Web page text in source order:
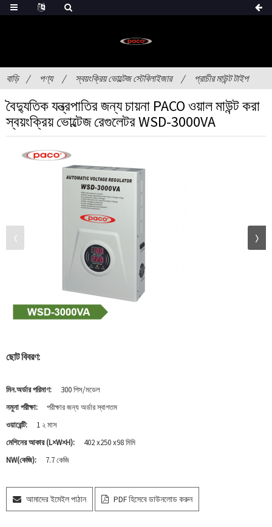
বাড়ি পণ্য স্বয়ংক্রিয় ভোল্টেজ স্টেবিলাইজার প্রাচীর মাউন্ট টাইপ
বৈদ্যুতিক যন্ত্রপাতির জন্য চায়না PACO ওয়াল মাউন্ট করা
স্বয়ংক্রিয় ভোল্টেজ রেগুলেটর WSD-3000VA
ছোট বিবরণ:
মিন.অর্ডার পরিমাণ:
300 পিস/মডেল
নমুনা পরীক্ষা:
পরীক্ষার জন্য অর্ডার স্বাগতম
ওয়ারেন্টি:
1 ২ মাস
মেশিনের আকার (L×W×H):
402 x250 x98 মিমি
NW(কেজি):
7.7 কেজি
আমাদের ইমেইল পাঠান PDF হিসেবে ডাউনলোড করুন